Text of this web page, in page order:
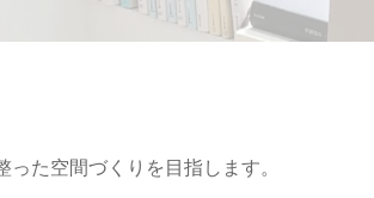
た空間づくりを目指します。